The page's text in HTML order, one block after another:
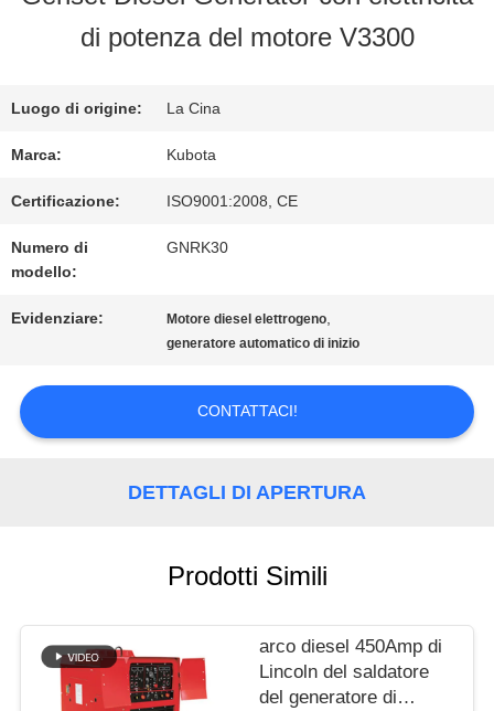
FABBRICA
CONTROLLO
DI
QUALITÀ
SITO
di potenza del motore V3300
Luogo di origine: La Cina
Marca: Kubota
Certificazione: ISO9001:2008, CE
Numero di
modello:
GNRK30
Evidenziare: Motore diesel elettrogeno,
generatore automatico di inizio
CONTATTACI!
DETTAGLI DI APERTURA
Prodotti Simili
arco diesel 450Amp di
Lincoln del saldatore
del generatore di